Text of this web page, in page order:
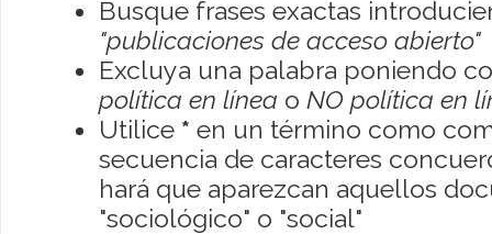
Busque frases exactas
"publicaciones de acceso abierto"
Excluya una palabra poniendo
política en línea o NO política en
Utilice * en un término como
secuencia de caracteres
hará que aparezcan aquellos
"sociológico" o "social"